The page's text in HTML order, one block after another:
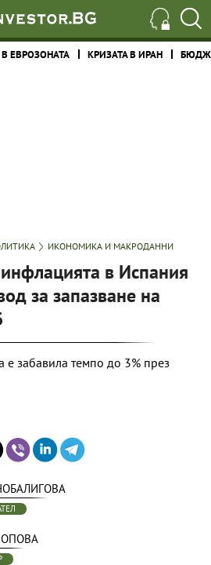
ЕВРОЗОНАТА КРИЗАТА В ИРАН
ИКОНОМИКА И МАКРОДАННИ
в Испания
за запазване на
е забавила темпо до 3% през